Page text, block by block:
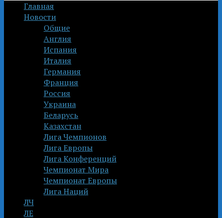
Главная
Новости
Общие
Англия
Испания
Италия
Германия
Франция
Россия
Украина
Беларусь
Казахстан
Лига Чемпионов
Лига Европы
Лига Конференций
Чемпионат Мира
Чемпионат Европы
Лига Наций
ЛЧ
ЛЕ